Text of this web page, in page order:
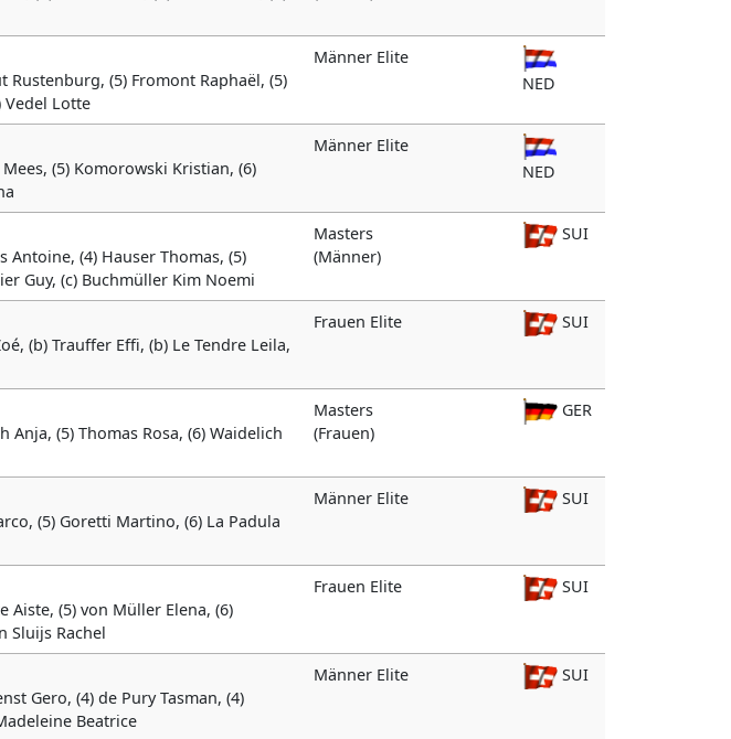
Rustenburg, (5) Fromont Raphaël, (5)
Vedel Lotte
Männer Elite
NED
(5) Komorowski Kristian, (6)
Männer Elite
NED
Antoine, (4) Hauser Thomas, (5)
Guy, (c) Buchmüller Kim Noemi
Masters
(Männer)
SUI
(b) Trauffer Effi, (b) Le Tendre Leila,
Frauen Elite SUI
Anja, (5) Thomas Rosa, (6) Waidelich
Masters
(Frauen)
GER
(5) Goretti Martino, (6) La Padula
Männer Elite SUI
Aiste, (5) von Müller Elena, (6)
Sluijs Rachel
Frauen Elite SUI
Gero, (4) de Pury Tasman, (4)
Beatrice
Männer Elite SUI